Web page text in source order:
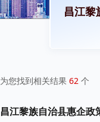
昌江黎
为您找到相关结果 62 个
昌江黎族自治县惠企